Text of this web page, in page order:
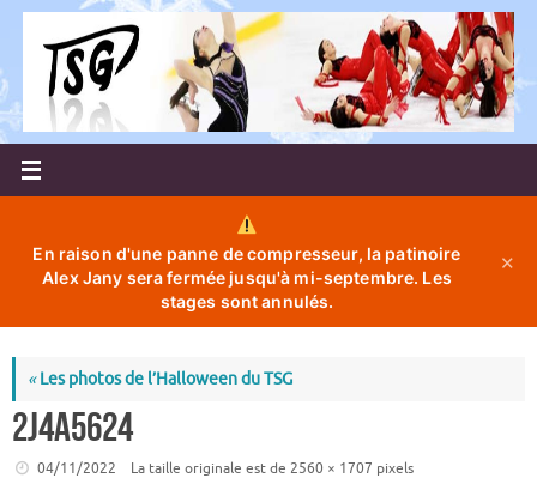
Passer
contenu
En raison d'une panne de compresseur, la patinoire
Alex Jany sera fermée jusqu'à mi-septembre. Les
stages sont annulés.
✕
«Les photos de l’Halloween du TSG
2J4A5624
04/11/2022 La taille originale est de 2560 × 1707 pixels